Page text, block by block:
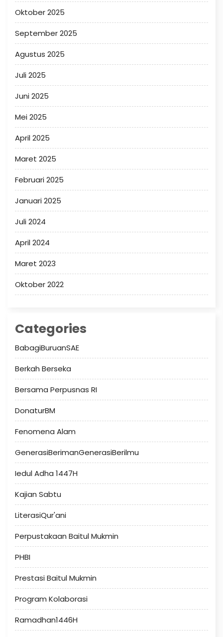
Oktober 2025
September 2025
Agustus 2025
Juli 2025
Juni 2025
Mei 2025
April 2025
Maret 2025
Februari 2025
Januari 2025
Juli 2024
April 2024
Maret 2023
Oktober 2022
Categories
BabagiBuruanSAE
Berkah Berseka
Bersama Perpusnas RI
DonaturBM
Fenomena Alam
GenerasiBerimanGenerasiBerilmu
Iedul Adha 1447H
Kajian Sabtu
LiterasiQur'ani
Perpustakaan Baitul Mukmin
PHBI
Prestasi Baitul Mukmin
Program Kolaborasi
Ramadhan1446H